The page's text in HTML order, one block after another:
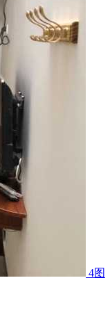
4图